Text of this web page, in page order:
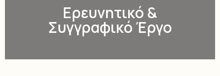
Ερευνητικό &
Συγγραφικό Έργο